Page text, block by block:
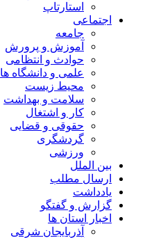
استارتاپ
اجتماعی
جامعه
آموزش و پرورش
حوادث و انتظامی
علمی و دانشگاه ها
محیط زیست
سلامت و بهداشت
کار و اشتغال
حقوقی و قضایی
گردشگری
ورزشی
بین الملل
ارسال مطلب
یادداشت
گزارش و گفتگو
اخبار استان ها
آذربایجان شرقی